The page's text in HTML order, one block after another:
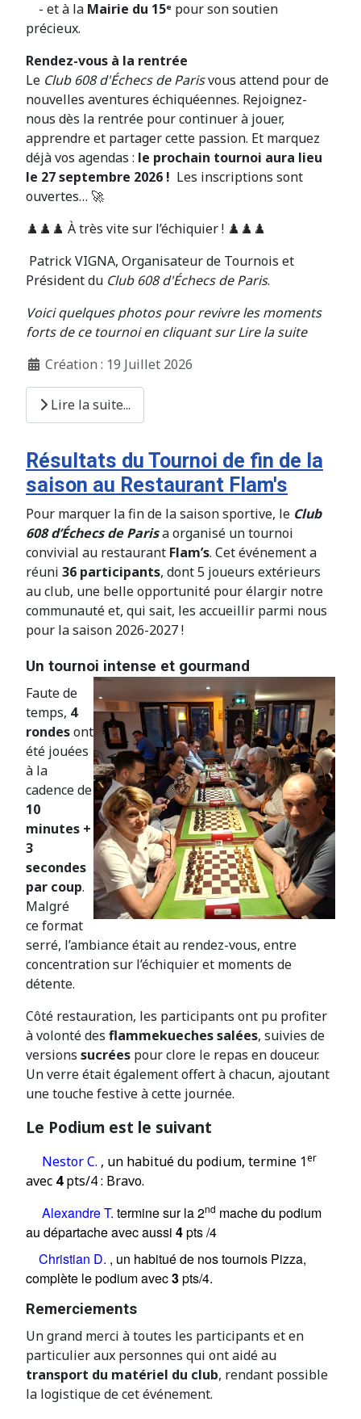
- et à la Mairie du 15ᵉ pour son soutien
précieux.
Rendez-vous à la rentrée
Le Club 608 d'Échecs de Parisvous attend pour de
nouvelles aventures échiquéennes. Rejoignez-
nous dès la rentrée pour continuer à jouer,
apprendre et partager cette passion. Et marquez
déjà vos agendas : le prochain tournoi aura lieu
le 27 septembre 2026 ! Les inscriptions sont
ouvertes… 🚀
♟️♟️♟️ À très vite sur l’échiquier ! ♟️♟️♟️
Patrick VIGNA, Organisateur de Tournois et
Président du Club 608 d'Échecs de Paris.
Voici quelques photos pour revivre les moments
forts de ce tournoi en cliquant sur Lire la suite
Création : 19 Juillet 2026
Lire la suite...
Résultats du Tournoi de fin de la
saison au Restaurant Flam's
Pour marquer la fin de la saison sportive, le Club
608 d’Échecs de Parisa organisé un tournoi
convivial au restaurant Flam’s. Cet événement a
réuni 36 participants, dont 5 joueurs extérieurs
au club, une belle opportunité pour élargir notre
communauté et, qui sait, les accueillir parmi nous
pour la saison 2026-2027 !
Un tournoi intense et gourmand
Faute de
temps, 4
rondesont
été jouées
à la
cadence de
10
minutes +
3
secondes
par coup.
Malgré
ce format
serré, l’ambiance était au rendez-vous, entre
concentration sur l’échiquier et moments de
détente.
Côté restauration, les participants ont pu profiter
à volonté des flammekueches salées, suivies de
versions sucrées pour clore le repas en douceur.
Un verre était également offert à chacun, ajoutant
une touche festive à cette journée.
Le Podium est le suivant
Nestor C. , un habitué du podium, termine 1er
avec 4pts/4 : Bravo.
Alexandre T. termine sur la 2nd mache du podium
au départache avec aussi 4pts /4
Christian D. , un habitué de nos tournois Pizza,
complète le podium avec3pts/4.
Remerciements
Un grand merci à toutes les participants et en
particulier aux personnes qui ont aidé au
transport du matériel du club, rendant possible
la logistique de cet événement.